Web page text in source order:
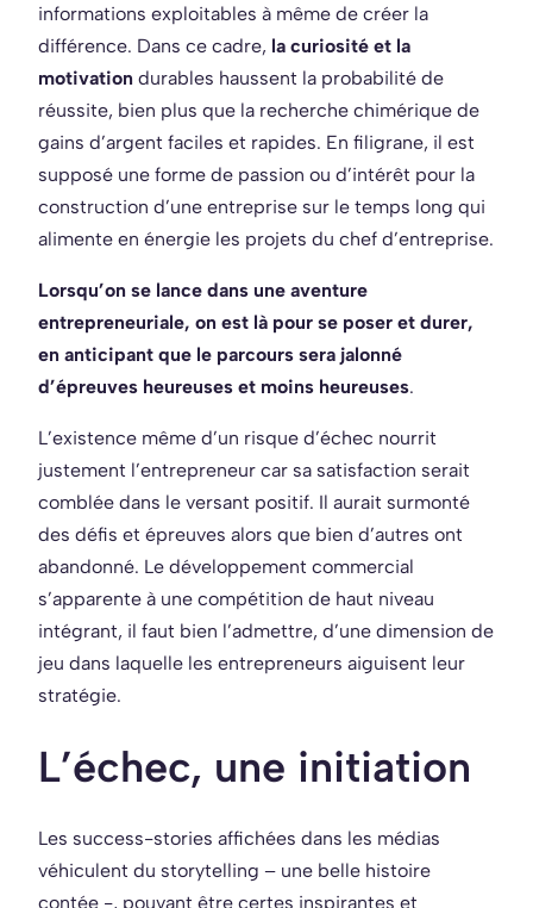
informations exploitables à même de créer la
différence. Dans ce cadre, la curiosité et la
motivation durables haussent la probabilité de
réussite, bien plus que la recherche chimérique de
gains d’argent faciles et rapides. En filigrane, il est
supposé une forme de passion ou d’intérêt pour la
construction d’une entreprise sur le temps long qui
alimente en énergie les projets du chef d’entreprise.
Lorsqu’on se lance dans une aventure
entrepreneuriale, on est là pour se poser et durer,
en anticipant que le parcours sera jalonné
d’épreuves heureuses et moins heureuses.
L’existence même d’un risque d’échec nourrit
justement l’entrepreneur car sa satisfaction serait
comblée dans le versant positif. Il aurait surmonté
des défis et épreuves alors que bien d’autres ont
abandonné. Le développement commercial
s’apparente à une compétition de haut niveau
intégrant, il faut bien l’admettre, d’une dimension de
jeu dans laquelle les entrepreneurs aiguisent leur
stratégie.
L’échec, une initiation
Les success-stories affichées dans les médias
véhiculent du storytelling – une belle histoire
contée -, pouvant être certes inspirantes et